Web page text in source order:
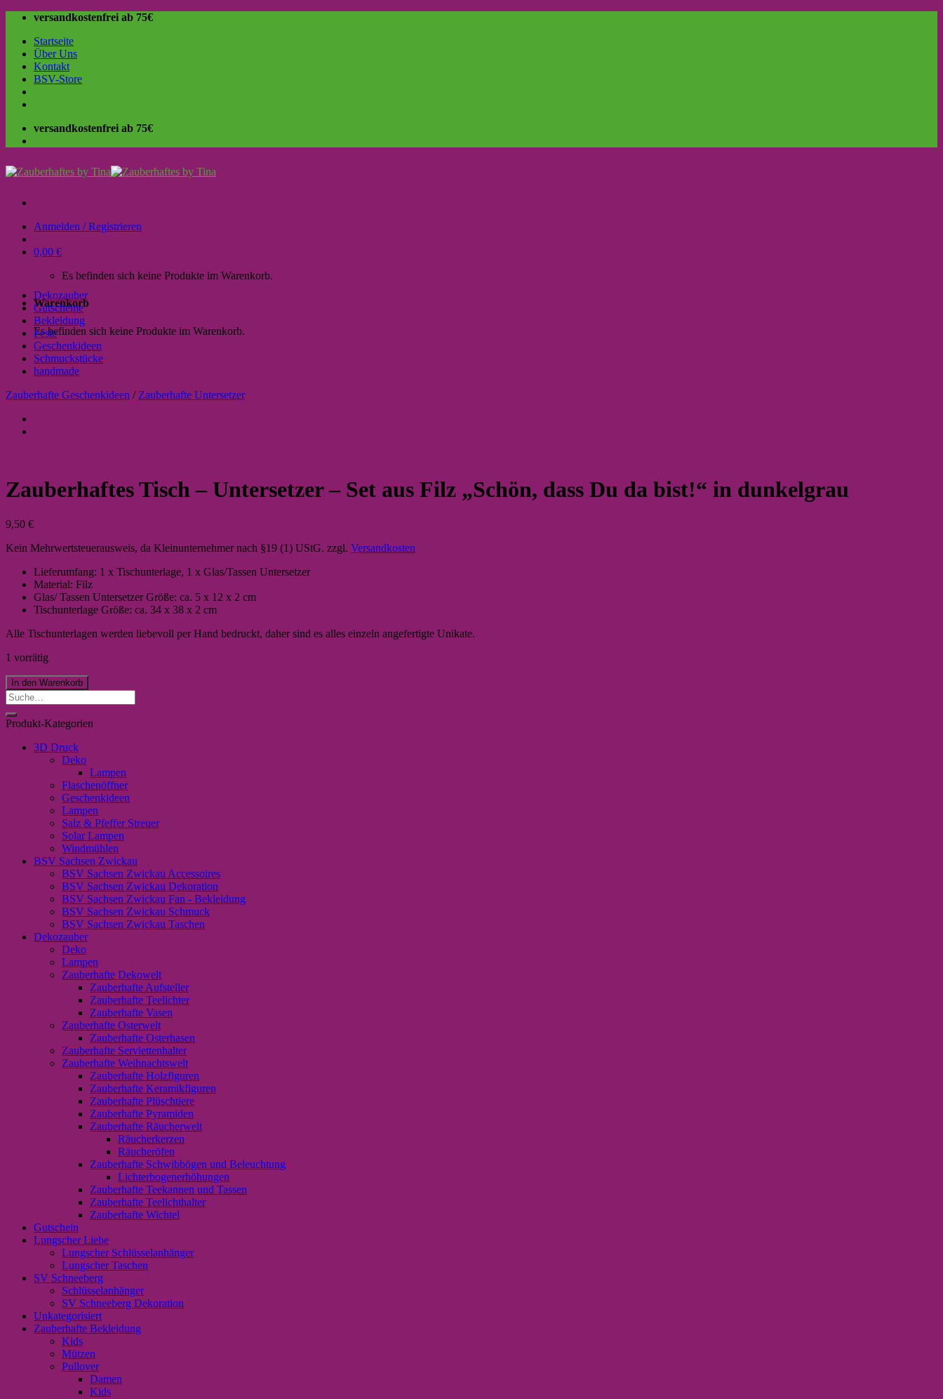
Skip
content
versandkostenfrei ab 75€
Startseite
Über Uns
Kontakt
BSV-Store
versandkostenfrei ab 75€
Anmelden / Registrieren
0,00 €
Es befinden sich keine Produkte im Warenkorb.
Warenkorb
Es befinden sich keine Produkte im Warenkorb.
Dekozauber
Gutscheine
Bekleidung
Feste
Geschenkideen
Schmuckstücke
handmade
Zauberhafte Geschenkideen / Zauberhafte Untersetzer
Zauberhaftes Tisch – Untersetzer – Set aus Filz „Schön, dass Du da bist!“ in dunkelgrau
9,50 €
Kein Mehrwertsteuerausweis, da Kleinunternehmer nach §19 (1) UStG. zzgl. Versandkosten
Lieferumfang: 1 x Tischunterlage, 1 x Glas/Tassen Untersetzer
Material: Filz
Glas/ Tassen Untersetzer Größe: ca. 5 x 12 x 2 cm
Tischunterlage Größe: ca. 34 x 38 x 2 cm
Alle Tischunterlagen werden liebevoll per Hand bedruckt, daher sind es alles einzeln angefertigte Unikate.
1 vorrätig
In den Warenkorb
Suche
nach:
Produkt-Kategorien
3D Druck
Deko
Lampen
Flaschenöffner
Geschenkideen
Lampen
Salz & Pfeffer Streuer
Solar Lampen
Windmühlen
BSV Sachsen Zwickau
BSV Sachsen Zwickau Accessoires
BSV Sachsen Zwickau Dekoration
BSV Sachsen Zwickau Fan - Bekleidung
BSV Sachsen Zwickau Schmuck
BSV Sachsen Zwickau Taschen
Dekozauber
Deko
Lampen
Zauberhafte Dekowelt
Zauberhafte Aufsteller
Zauberhafte Teelichter
Zauberhafte Vasen
Zauberhafte Osterwelt
Zauberhafte Osterhasen
Zauberhafte Serviettenhalter
Zauberhafte Weihnachtswelt
Zauberhafte Holzfiguren
Zauberhafte Keramikfiguren
Zauberhafte Plüschtiere
Zauberhafte Pyramiden
Zauberhafte Räucherwelt
Räucherkerzen
Räucheröfen
Zauberhafte Schwibbögen und Beleuchtung
Lichterbogenerhöhungen
Zauberhafte Teekannen und Tassen
Zauberhafte Teelichthalter
Zauberhafte Wichtel
Gutschein
Lungscher Liebe
Lungscher Schlüsselanhänger
Lungscher Taschen
SV Schneeberg
Schlüsselanhänger
SV Schneeberg Dekoration
Unkategorisiert
Zauberhafte Bekleidung
Kids
Mützen
Pullover
Damen
Kids